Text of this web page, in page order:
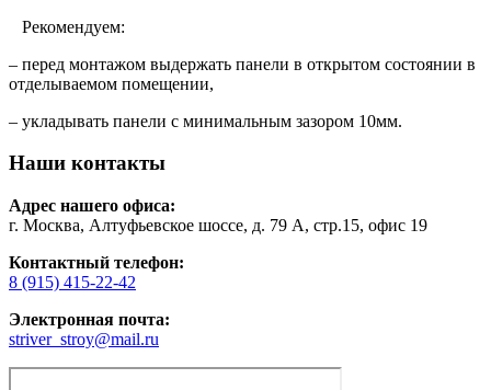
Рекомендуем:
– перед монтажом выдержать панели в открытом состоянии в
отделываемом помещении,
– укладывать панели с минимальным зазором 10мм.
Наши контакты
Адрес нашего офиса:
г. Москва, Алтуфьевское шоссе, д. 79 А, стр.15, офис 19
Контактный телефон:
8 (915) 415-22-42
Электронная почта:
striver_stroy@mail.ru